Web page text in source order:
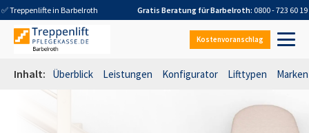
✅ Treppenlifte in Barbelroth Gratis Beratung fürBarbelroth: 0800 - 723 60 19
Kostenvoranschlag
Inhalt: Überblick Leistungen Konfigurator Lifttypen Marken